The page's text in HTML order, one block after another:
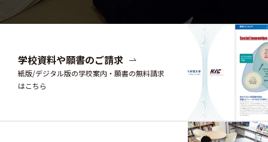
学校資料や願書のご請求
紙版/デジタル版の学校案内・願書の無料請求
はこちら